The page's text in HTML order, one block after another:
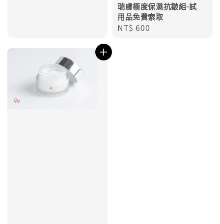
瑞膚極度保濕抗皺組-試
用品免費索取
Regular
NT$ 600